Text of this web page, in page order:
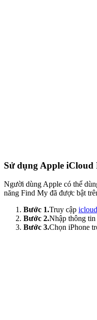
Sử dụng Apple
Người dùng Apple có thể
năng Find My đã được bật
Bước 1.Truy cập
Bước 2.Nhập thông
Bước 3.Chọn iPhone